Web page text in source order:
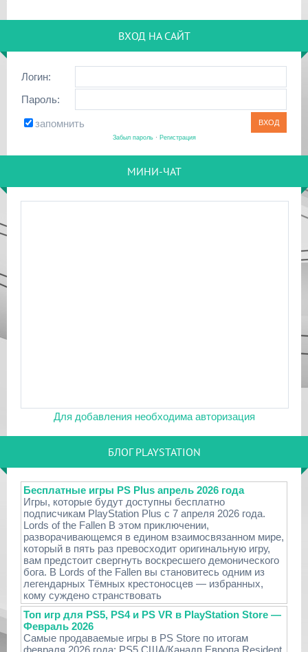
ВХОД НА САЙТ
Логин:
Пароль:
запомнить
Забыл пароль· Регистрация
МИНИ-ЧАТ
Для добавления необходима авторизация
БЛОГ PLAYSTATION
Бесплатные игры PS Plus апрель 2026 года
Игры, которые будут доступны бесплатно
подписчикам PlayStation Plus с 7 апреля 2026 года.
Lords of the Fallen В этом приключении,
разворачивающемся в едином взаимосвязанном мире,
который в пять раз превосходит оригинальную игру,
вам предстоит свергнуть воскресшего демонического
бога. В Lords of the Fallen вы становитесь одним из
легендарных Тёмных крестоносцев — избранных,
кому суждено странствовать
Топ игр для PS5, PS4 и PS VR в PlayStation Store —
Февраль 2026
Самые продаваемые игры в PS Store по итогам
февраля 2026 года: PS5 США/Канадп Европа Resident